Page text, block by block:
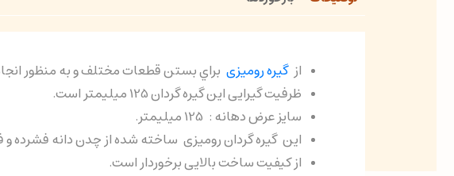
ازگیره رومیزی براي بستن قطعات مختلف و به منظور
ظرفیت گیرایی این گیره گردان 125 میلیمتر است.
سایز عرض دهانه : 125 میلیمتر.
این گیره گردان رومیزی ساخته شده از چدن دانه فشرده
از کیفیت ساخت بالایی برخوردار است.